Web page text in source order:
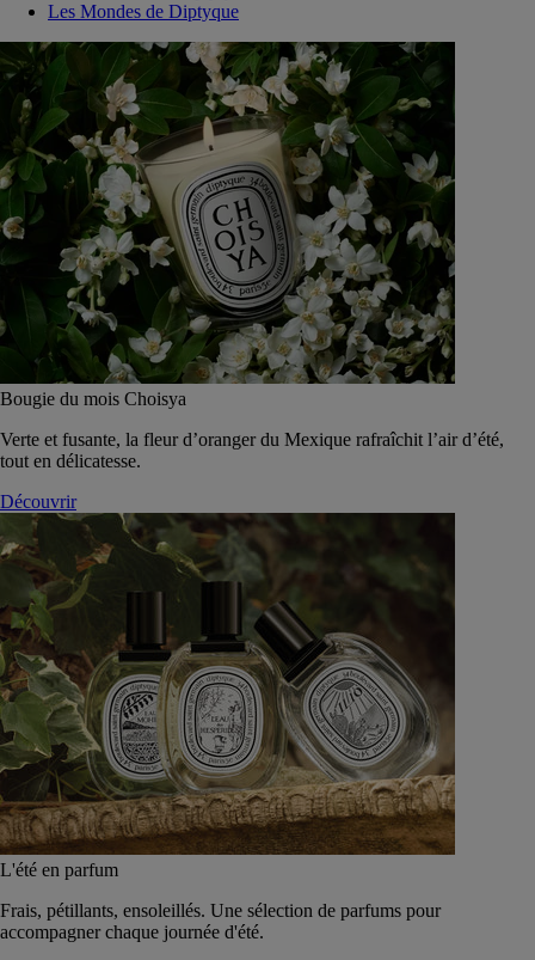
Les Mondes de Diptyque
Bougie du mois Choisya
Verte et fusante, la fleur d’oranger du Mexique rafraîchit l’air d’été,
tout en délicatesse.
Découvrir
L'été en parfum
Frais, pétillants, ensoleillés. Une sélection de parfums pour
accompagner chaque journée d'été.